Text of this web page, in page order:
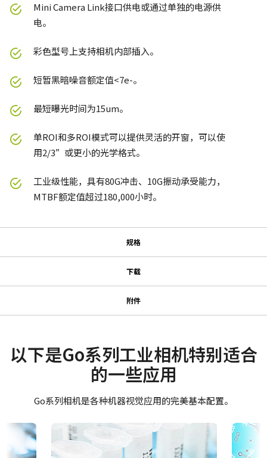
Mini Camera Link接口供电或通过单独的电源供
电。
彩色型号上支持相机内部插入。
短暂黑暗噪音额定值<7e-。
最短曝光时间为15um。
单ROI和多ROI模式可以提供灵活的开窗，可以使
用2/3”或更小的光学格式。
工业级性能，具有80G冲击、10G振动承受能力，
MTBF额定值超过180,000小时。
规格
摄像机类别
彩色/黑白
Visible + NIR
下载
Datasheet - GO-2400-PMCL-1
Manual - GO-2400-PMCL-1
Control Tool - GO-2400-PMCL-1-64bit
附件
JAI的紧凑型C卡口镜头专为搭配JAI机器视觉相机中的尖端传感器而
设计，可实现卓越的性能与实惠的价格。
器规格）。配备C卡口接口及对焦/光圈锁定螺丝，确保在典型工厂
环境中稳定可靠运行。
如需了解特定相机型号适配镜头的详细信息，请下载镜头产品手
以下是Go系列工业相机特别适合
的一些应用
Go系列相机是各种机器视觉应用的完美基本配置。